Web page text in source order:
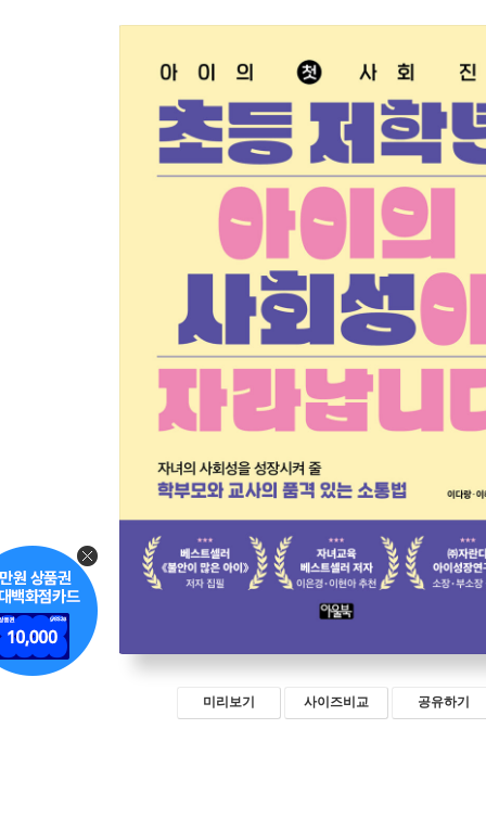
미리보기 사이즈비교 공유하기